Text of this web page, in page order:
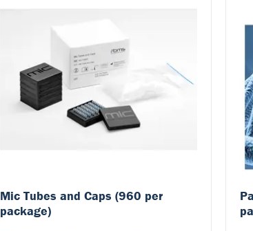
Mic Tubes and Caps (960 per
package)